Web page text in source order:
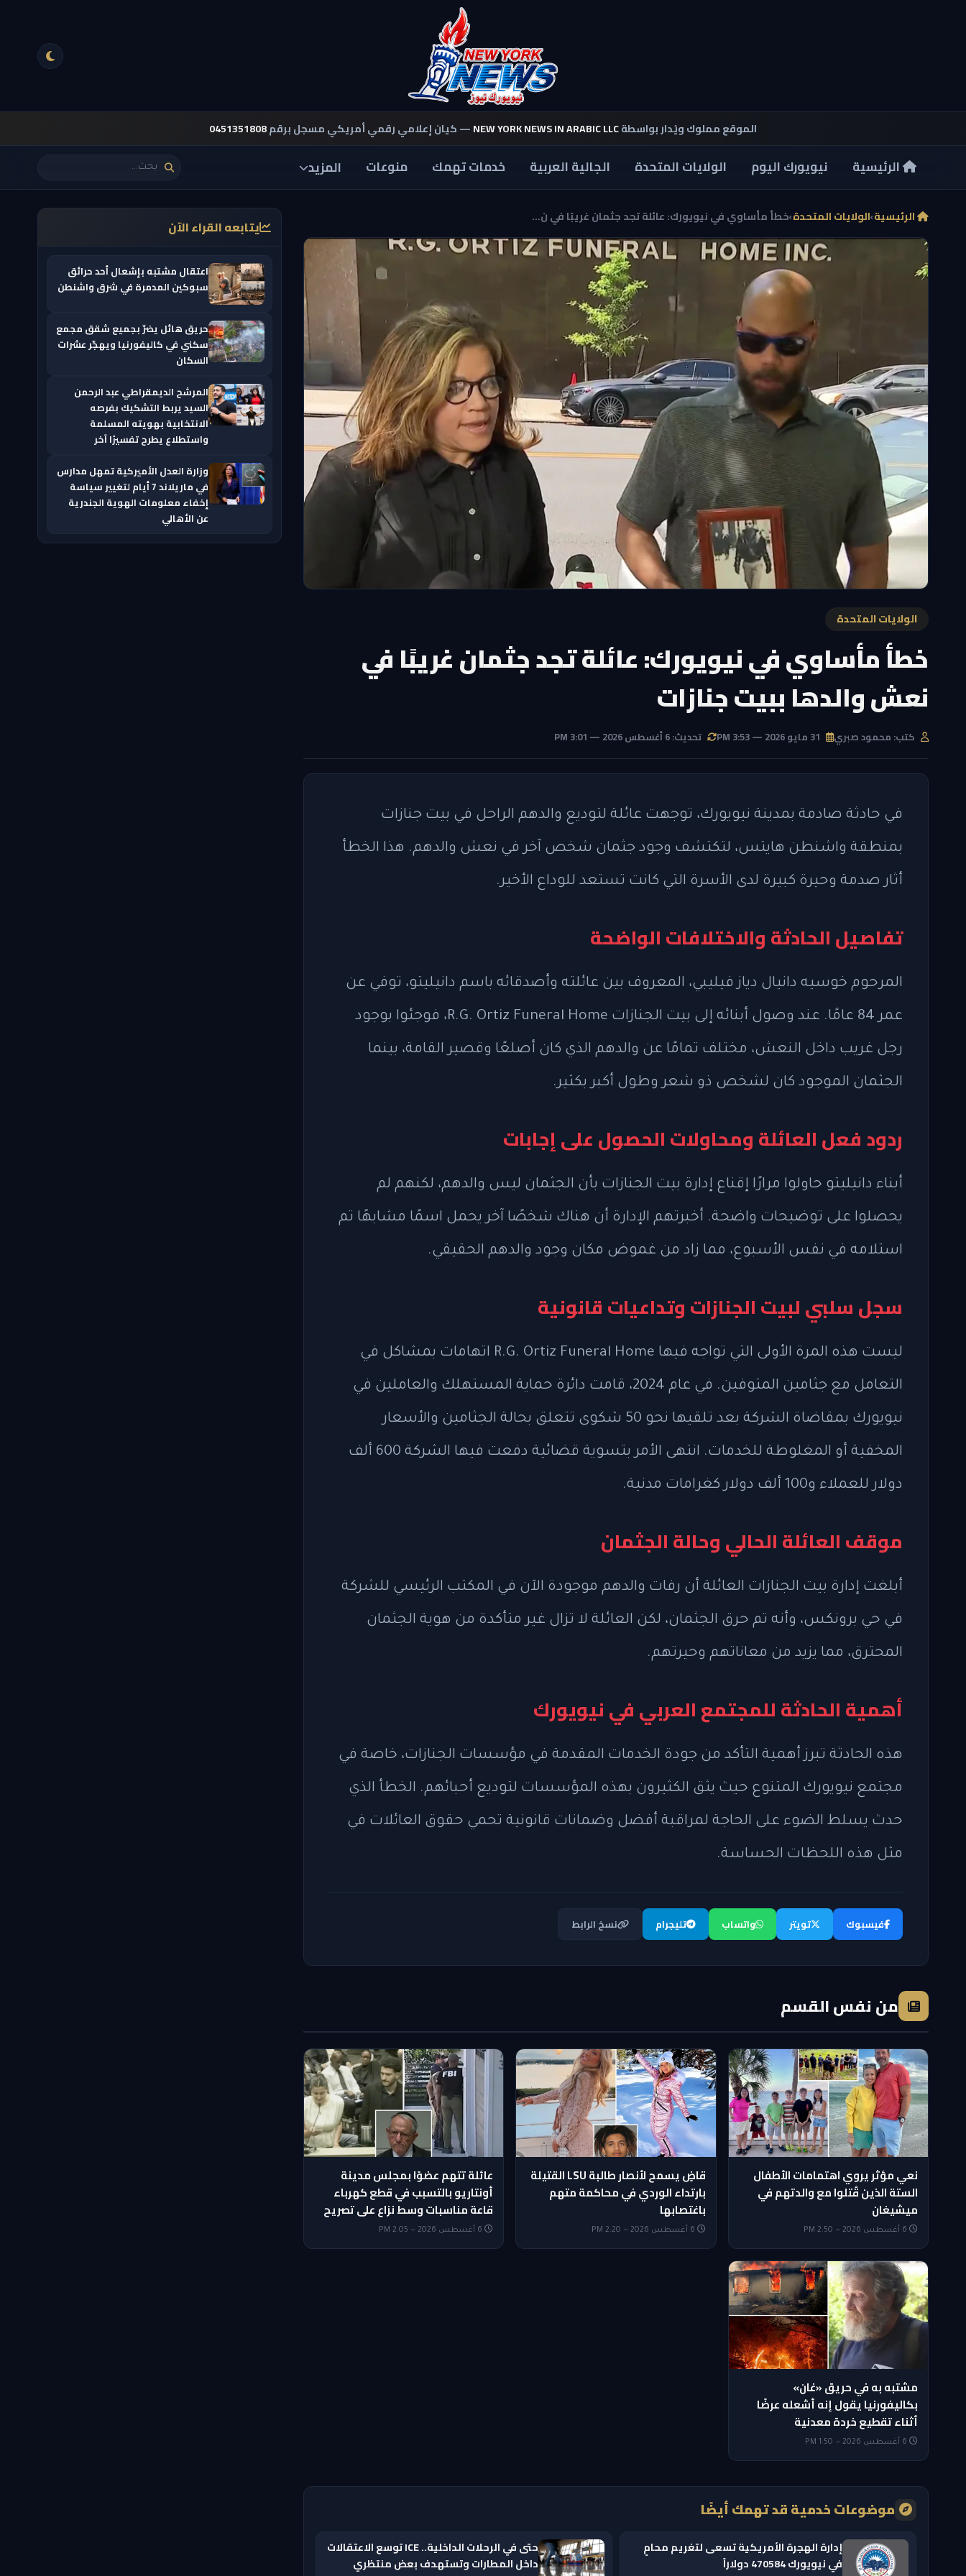
الموقع مملوك ويُدار بواسطةNEW YORK NEWS IN ARABIC LLC— كيان إعلامي رقمي أمريكي مسجل برقم0451351808
الرئيسية نيويورك اليوم الولايات المتحدة الجالية العربية خدمات تهمك منوعات المزيد
الرئيسية›الولايات المتحدة›خطأ مأساوي في نيويورك: عائلة تجد جثمان غريبًا في ن...
الولايات المتحدة
خطأ مأساوي في نيويورك: عائلة تجد جثمان غريبًا في
نعش والدها ببيت جنازات
كتب: محمود صبري تحديث: 6 أغسطس 2026 — 3:01 PM
في حادثة صادمة بمدينة نيويورك، توجهت عائلة لتوديع والدهم الراحل في بيت جنازات
بمنطقة واشنطن هايتس، لتكتشف وجود جثمان شخص آخر في نعش والدهم. هذا الخطأ
أثار صدمة وحيرة كبيرة لدى الأسرة التي كانت تستعد للوداع الأخير.
تفاصيل الحادثة والاختلافات الواضحة
المرحوم خوسيه دانيال دياز فيليبي، المعروف بين عائلته وأصدقائه باسم دانيليتو، توفي عن
عمر 84 عامًا. عند وصول أبنائه إلى بيت الجنازات R.G. Ortiz Funeral Home، فوجئوا بوجود
رجل غريب داخل النعش، مختلف تمامًا عن والدهم الذي كان أصلعًا وقصير القامة، بينما
الجثمان الموجود كان لشخص ذو شعر وطول أكبر بكثير.
ردود فعل العائلة ومحاولات الحصول على إجابات
أبناء دانيليتو حاولوا مرارًا إقناع إدارة بيت الجنازات بأن الجثمان ليس والدهم، لكنهم لم
يحصلوا على توضيحات واضحة. أخبرتهم الإدارة أن هناك شخصًا آخر يحمل اسمًا مشابهًا تم
استلامه في نفس الأسبوع، مما زاد من غموض مكان وجود والدهم الحقيقي.
سجل سلبي لبيت الجنازات وتداعيات قانونية
ليست هذه المرة الأولى التي تواجه فيها R.G. Ortiz Funeral Home اتهامات بمشاكل في
التعامل مع جثامين المتوفين. في عام 2024، قامت دائرة حماية المستهلك والعاملين في
نيويورك بمقاضاة الشركة بعد تلقيها نحو 50 شكوى تتعلق بحالة الجثامين والأسعار
المخفية أو المغلوطة للخدمات. انتهى الأمر بتسوية قضائية دفعت فيها الشركة 600 ألف
دولار للعملاء و100 ألف دولار كغرامات مدنية.
موقف العائلة الحالي وحالة الجثمان
أبلغت إدارة بيت الجنازات العائلة أن رفات والدهم موجودة الآن في المكتب الرئيسي للشركة
في حي برونكس، وأنه تم حرق الجثمان، لكن العائلة لا تزال غير متأكدة من هوية الجثمان
المحترق، مما يزيد من معاناتهم وحيرتهم.
أهمية الحادثة للمجتمع العربي في نيويورك
هذه الحادثة تبرز أهمية التأكد من جودة الخدمات المقدمة في مؤسسات الجنازات، خاصة في
مجتمع نيويورك المتنوع حيث يثق الكثيرون بهذه المؤسسات لتوديع أحبائهم. الخطأ الذي
حدث يسلط الضوء على الحاجة لمراقبة أفضل وضمانات قانونية تحمي حقوق العائلات في
مثل هذه اللحظات الحساسة.
فيسبوك تويتر واتساب تليجرام نسخ الرابط
من نفس القسم
نعي مؤثر يروي اهتمامات الأطفال
الستة الذين قُتلوا مع والدتهم في
ميشيغان
قاضٍ يسمح لأنصار طالبة LSU القتيلة
بارتداء الوردي في محاكمة متهم
باغتصابها
عائلة تتهم عضوًا بمجلس مدينة
أونتاريو بالتسبب في قطع كهرباء
قاعة مناسبات وسط نزاع على تصريح
6 أغسطس 2026 — 2:05 PM
مشتبه به في حريق «غان»
بكاليفورنيا يقول إنه أشعله عرضًا
أثناء تقطيع خردة معدنية
موضوعات خدمية قد تهمك أيضًا
إدارة الهجرة الأمريكية تسعى لتغريم محامٍ
في نيويورك 470584 دولاراً
حتى في الرحلات الداخلية.. ICE توسع الاعتقالات
داخل المطارات وتستهدف بعض منتظري
يتابعه القراء الآن
اعتقال مشتبه بإشعال أحد حرائق
سبوكين المدمرة في شرق واشنطن
حريق هائل يضرّ بجميع شقق مجمع
سكني في كاليفورنيا ويهجّر عشرات
السكان
المرشح الديمقراطي عبد الرحمن
السيد يربط التشكيك بفرصه
الانتخابية بهويته المسلمة
واستطلاع يطرح تفسيرًا آخر
وزارة العدل الأميركية تمهل مدارس
في ماريلاند 7 أيام لتغيير سياسة
إخفاء معلومات الهوية الجندرية
عن الأهالي